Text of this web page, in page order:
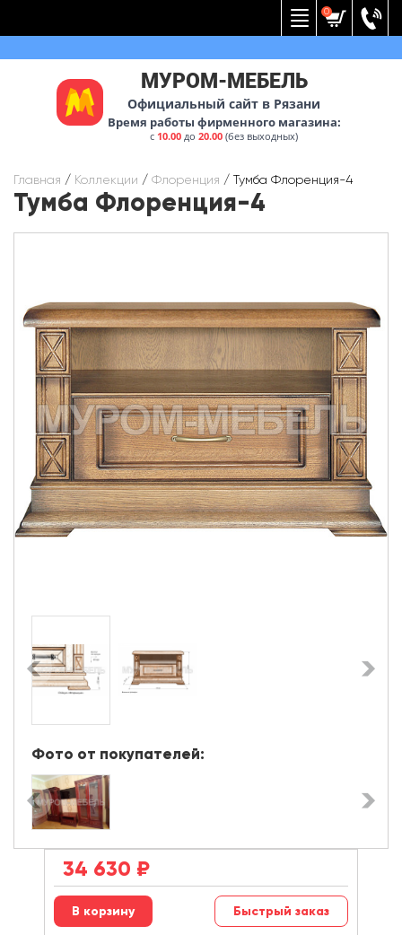
0
МУРОМ-МЕБЕЛЬ
Официальный сайт в Рязани
Время работы фирменного магазина:
с 10.00 до20.00 (без выходных)
Главная / Коллекции / Флоренция / Тумба Флоренция-4
Тумба Флоренция-4
Фото от покупателей:
34 630 ₽
Быстрый заказ